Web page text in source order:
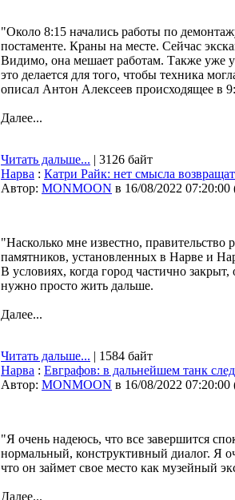
"Около 8:15 начались работы по
постаменте. Краны на месте. Сейчас
Видимо, она мешает работам. Также уже
это делается для того, чтобы техника
описал Антон Алексеев происходящее в
Далее...
Читать дальше... | 3126 байт
Нарва : Катри Райк: нет смысла
Автор: MONMOON в 16/08/2022 07:20:00
"Насколько мне известно,
памятников, установленных в Нарве и
В условиях, когда город частично
нужно просто жить дальше.
Далее...
Читать дальше... | 1584 байт
Нарва : Евграфов: в дальнейшем танк
Автор: MONMOON в 16/08/2022 07:20:00
"Я очень надеюсь, что все завершится
нормальный, конструктивный диалог. Я
что он займет свое место как музейный
Далее...